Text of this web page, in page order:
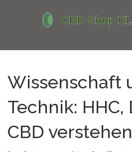
Wissenschaft
Technik: HHC,
CBD verstehen